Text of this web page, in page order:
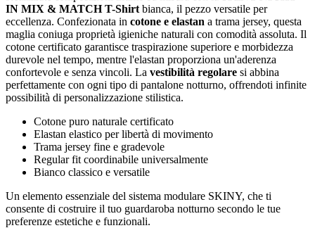
IN MIX & MATCH T-Shirt bianca, il pezzo versatile per
eccellenza. Confezionata in cotone e elastan a trama jersey, questa
maglia coniuga proprietà igieniche naturali con comodità assoluta. Il
cotone certificato garantisce traspirazione superiore e morbidezza
durevole nel tempo, mentre l'elastan proporziona un'aderenza
confortevole e senza vincoli. La vestibilità regolare si abbina
perfettamente con ogni tipo di pantalone notturno, offrendoti infinite
possibilità di personalizzazione stilistica.
Cotone puro naturale certificato
Elastan elastico per libertà di movimento
Trama jersey fine e gradevole
Regular fit coordinabile universalmente
Bianco classico e versatile
Un elemento essenziale del sistema modulare SKINY, che ti
consente di costruire il tuo guardaroba notturno secondo le tue
preferenze estetiche e funzionali.